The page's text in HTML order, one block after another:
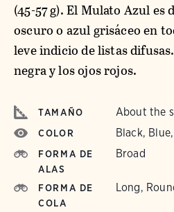
(45-57 g). El Mulato Azul
oscuro o azul grisáceo en
leve indicio de listas
negra y los ojos rojos.
TAMAÑO About the
COLOR Black,
FORMA DE
ALAS
Broad
FORMA DE
COLA
Long,